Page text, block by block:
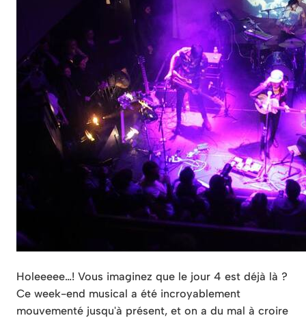
Holeeeee…! Vous imaginez que le jour 4 est déjà là ?
Ce week-end musical a été incroyablement
mouvementé jusqu'à présent, et on a du mal à croire